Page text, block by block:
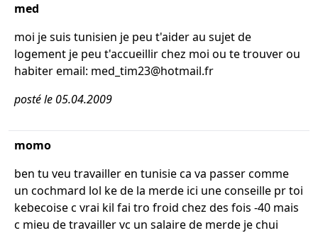
med
moi je suis tunisien je peu t'aider au sujet de
logement je peu t'accueillir chez moi ou te trouver ou
habiter email: med_tim23@hotmail.fr
posté le 05.04.2009
momo
ben tu veu travailler en tunisie ca va passer comme
un cochmard lol ke de la merde ici une conseille pr toi
kebecoise c vrai kil fai tro froid chez des fois -40 mais
c mieu de travailler vc un salaire de merde je chui